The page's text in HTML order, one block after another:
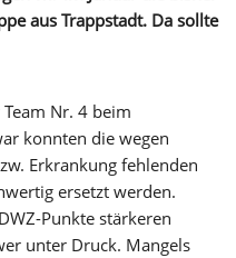
aus Trappstadt. Da sollte
Nr. 4 beim
konnten die wegen
Erkrankung fehlenden
ersetzt werden.
Punkte stärkeren
unter Druck. Mangels